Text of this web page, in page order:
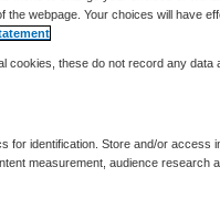
798 keer gelezen
De Ruyter
positief getest
webpage. Your choices will have
cookies, these do not record any data
for identification. Store and/or access
measurement, audience research